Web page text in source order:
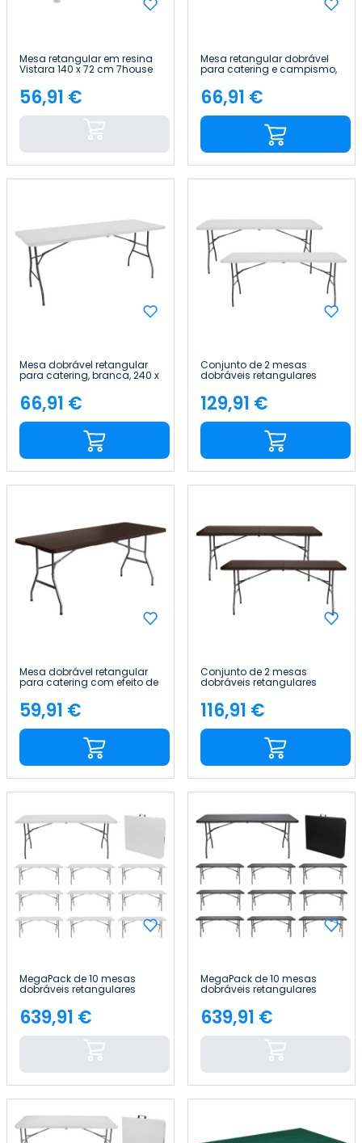
Mesa retangular em resina
Vistara 140 x 72 cm 7house
Preço
56,91 €
Mesa retangular dobrável
para catering e campismo,
branca Dayron
Preço
66,91 €
Mesa dobrável retangular
para catering, branca, 240 x
Preço
66,91 €
Conjunto de 2 mesas
dobráveis retangulares
x 74 cm Thinia Home
Preço
129,91 €
Mesa dobrável retangular
para catering com efeito de
rattan, 180 x 74 cm Thinia
Home
Preço
59,91 €
Conjunto de 2 mesas
dobráveis retangulares
para catering com efeito de
rattan, 180 x 74 cm Thinia
Home
Preço
116,91 €
MegaPack de 10 mesas
dobráveis retangulares
para catering, 180 x 74 cm
Thinia Home
Preço
639,91 €
MegaPack de 10 mesas
dobráveis retangulares
para catering, 180 x 74 cm
Thinia Home
Preço
639,91 €